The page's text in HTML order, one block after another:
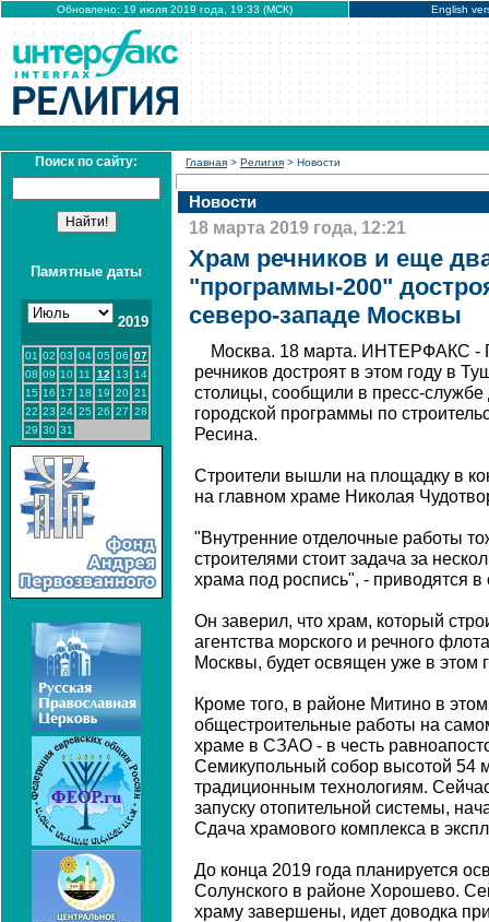
Обновлено: 19 июля 2019 года, 19:33 (МСК) English
Поиск по сайту:
Памятные даты
2019
01 02 03 04 05 06 07
08 09 10 11 12 13
14
15 16 17 18 19 20 21
22 23 24 25 26 27 28
29 30 31
Главная > Религия > Новости
Новости
18 марта 2019 года, 12:21
Храм речников и еще
"программы-200"
северо-западе Москвы
Москва. 18 марта. ИНТЕРФАКС -
речников достроят в этом году в
столицы, сообщили в пресс-службе
городской программы по
Ресина.
Cтроители вышли на площадку в
на главном храме Николая
"Внутренние отделочные работы
строителями стоит задача за
храма под роспись", - приводятся
Он заверил, что храм, который
агентства морского и речного
Москвы, будет освящен уже в этом
Кроме того, в районе Митино в
общестроительные работы на
храме в СЗАО - в честь
Семикупольный собор высотой 54
традиционным технологиям.
запуску отопительной системы,
Сдача храмового комплекса в
До конца 2019 года планируется
Солунского в районе Хорошево.
храму завершены, идет доводка